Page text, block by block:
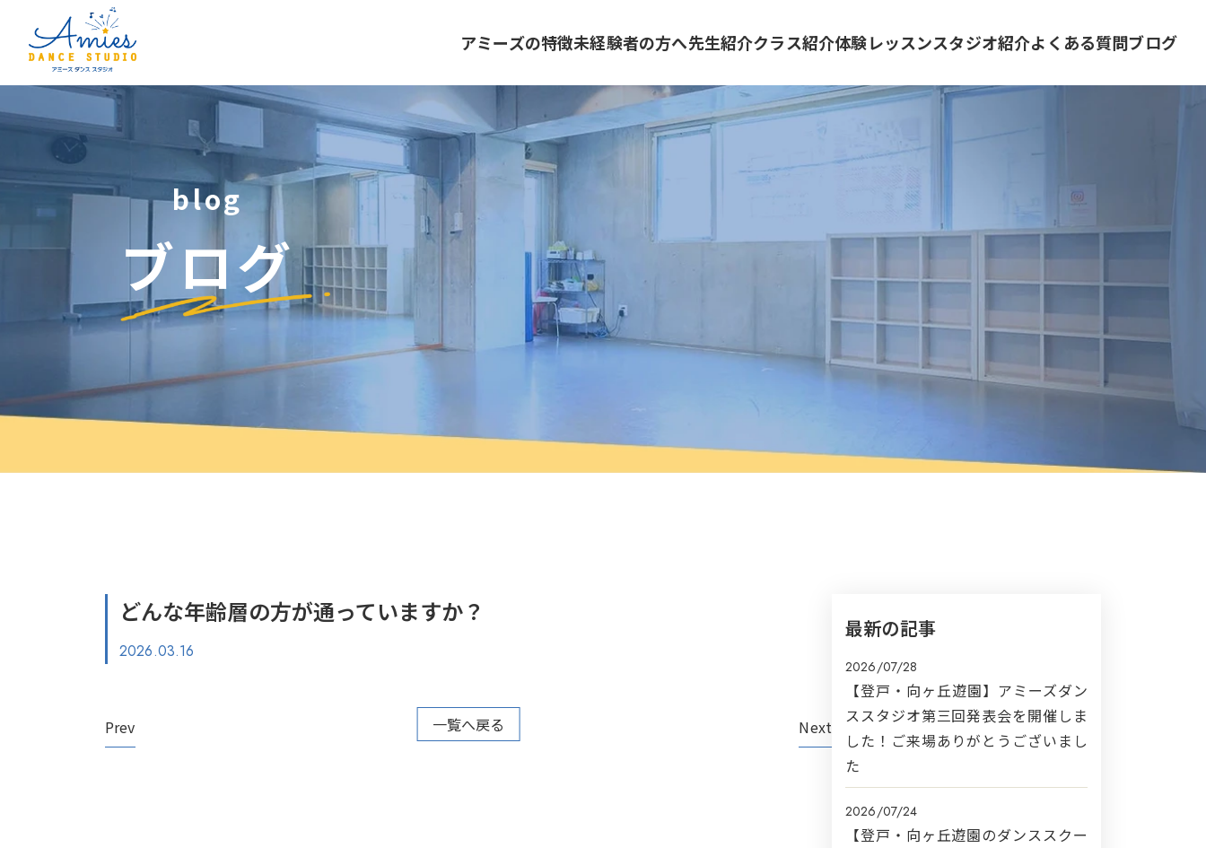
アミーズの特徴未経験者の方へ先生紹介クラス紹介体験レッスンスタジオ紹介よくある質問ブログ
blog
ブログ
どんな年齢層の方が通っていますか？
2026.03.16
Prev 一覧へ戻る Next
最新の記事
2026/07/28
【登戸・向ヶ丘遊園】アミーズダン
ススタジオ第三回発表会を開催しま
した！ご来場ありがとうございまし
た
2026/07/24
【登戸・向ヶ丘遊園のダンススクー